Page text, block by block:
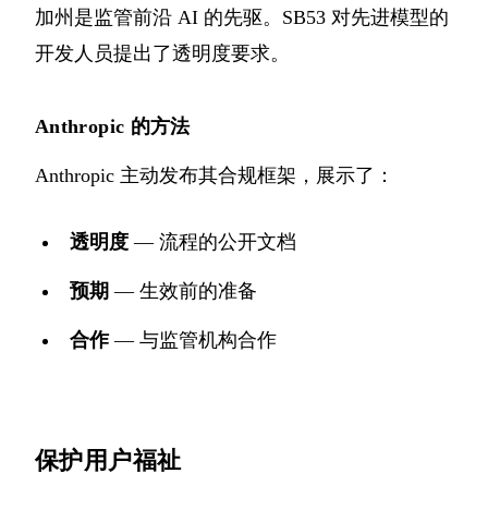
加州是监管前沿 AI 的先驱。SB53 对先进模型的
开发人员提出了透明度要求。
Anthropic 的方法
Anthropic 主动发布其合规框架，展示了：
透明度 — 流程的公开文档
预期 — 生效前的准备
合作— 与监管机构合作
保护用户福祉